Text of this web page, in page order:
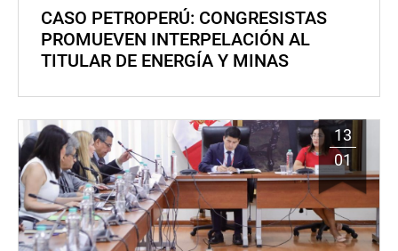
CASO PETROPERÚ: CONGRESISTAS
PROMUEVEN INTERPELACIÓN AL
TITULAR DE ENERGÍA Y MINAS
13
01